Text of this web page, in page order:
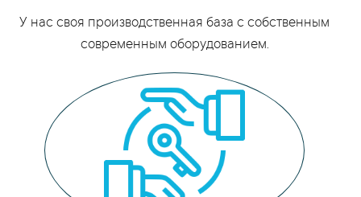
У нас своя производственная база с собственным
современным оборудованием.